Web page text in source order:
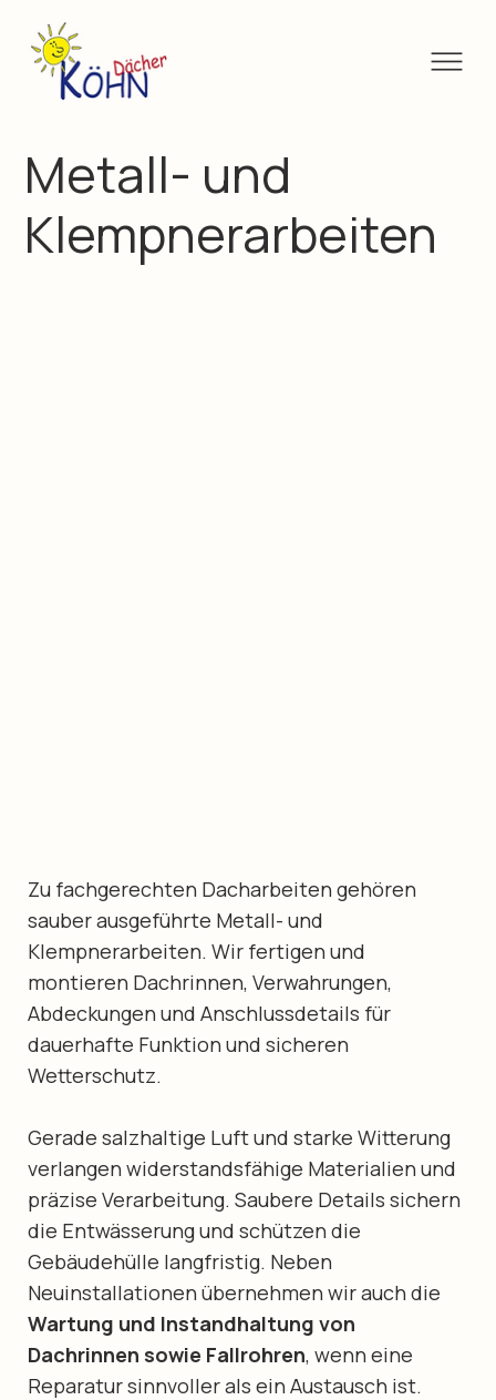
Metall- und
Klempnerarbeiten
Zu fachgerechten Dacharbeiten gehören
sauber ausgeführte Metall- und
Klempnerarbeiten. Wir fertigen und
montieren Dachrinnen, Verwahrungen,
Abdeckungen und Anschlussdetails für
dauerhafte Funktion und sicheren
Wetterschutz.
Gerade salzhaltige Luft und starke Witterung
verlangen widerstandsfähige Materialien und
präzise Verarbeitung. Saubere Details sichern
die Entwässerung und schützen die
Gebäudehülle langfristig. Neben
Neuinstallationen übernehmen wir auch die
Wartung und Instandhaltung von
Dachrinnen sowie Fallrohren, wenn eine
Reparatur sinnvoller als ein Austausch ist.